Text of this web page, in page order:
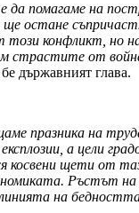
да помагаме на
остане
този конфликт, но
страстите от
държавният глава.
празника на
а цели
косвени щети от
Ръстът на
на